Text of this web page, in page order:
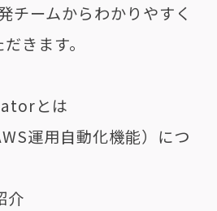
ームからわかりやすく
きます。
とは
運用自動化機能）につ
介